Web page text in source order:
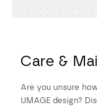
Care &
Are you unsure
UMAGE design?